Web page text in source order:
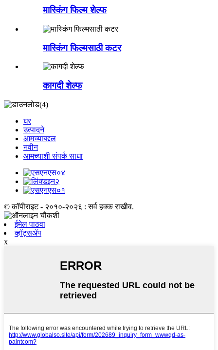
मास्किंग फिल्म शेल्फ
मास्किंग फिल्मसाठी कटर
कागदी शेल्फ
घर
उत्पादने
आमच्याबद्दल
नवीन
आमच्याशी संपर्क साधा
© कॉपीराइट - २०१०-२०२६ : सर्व हक्क राखीव.
ईमेल पाठवा
व्हॉट्सॲप
x